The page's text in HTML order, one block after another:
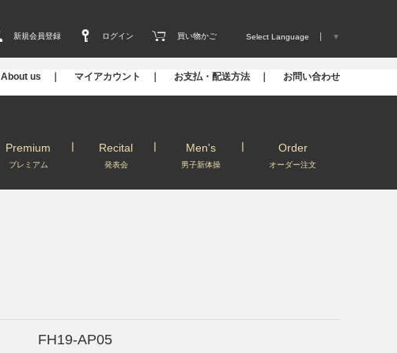
新規会員登録
ログイン 買い物かご Select Language ▼
About us ｜ マイアカウント ｜ お支払・配送方法 ｜ お問い合わせ
Premium
プレミアム
Recital
発表会
Men's
男子新体操
Order
オーダー注文
FH19-AP05